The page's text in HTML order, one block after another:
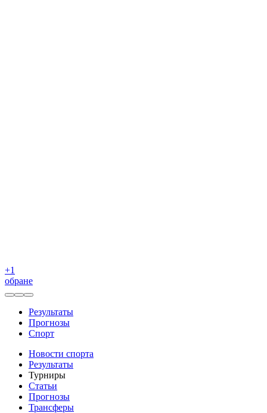
+1
обране
Результаты
Прогнозы
Спорт
Новости спорта
Результаты
Турниры
Статьи
Прогнозы
Трансферы